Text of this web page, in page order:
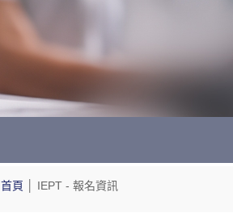
首頁 IEPT - 報名資訊